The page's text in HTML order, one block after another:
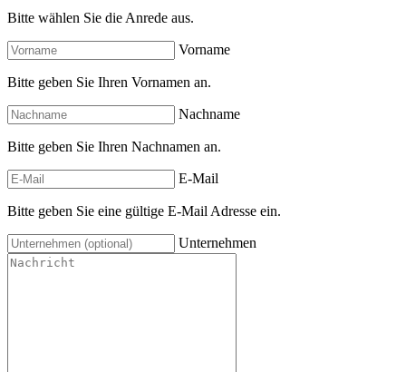
Bitte wählen Sie die Anrede aus.
Vorname
Bitte geben Sie Ihren Vornamen an.
Nachname
Bitte geben Sie Ihren Nachnamen an.
E-Mail
Bitte geben Sie eine gültige E-Mail Adresse ein.
Unternehmen